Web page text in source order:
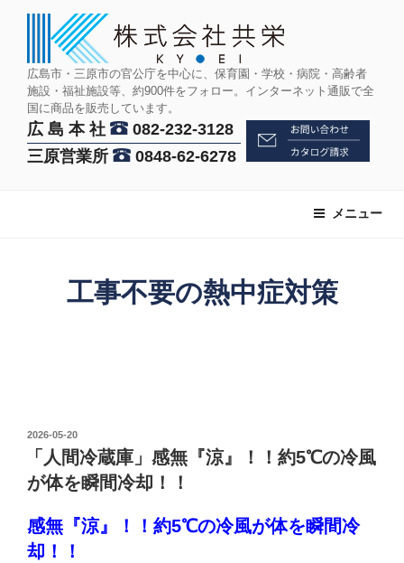
広島市・三原市の官公庁を中心に、保育園・学校・病院・高齢者
施設・福祉施設等、約900件をフォロー。インターネット通販で全
国に商品を販売しています。
広 島 本 社
082-232-3128
三原営業所
0848-62-6278
メニュー
工事不要の熱中症対策
投
2026-05-20
「人間冷蔵庫」感無『涼』！！約5℃の冷風
が体を瞬間冷却！！
感無『涼』！！約5℃の冷風が体を瞬間冷
却！！